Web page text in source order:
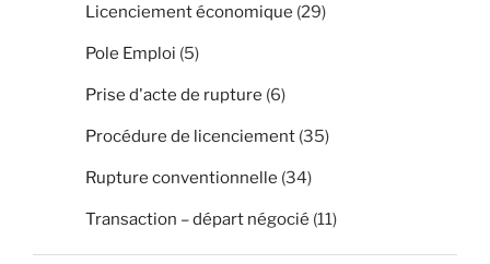
Licenciement économique (29)
Pole Emploi (5)
Prise d'acte de rupture (6)
Procédure de licenciement (35)
Rupture conventionnelle (34)
Transaction – départ négocié (11)